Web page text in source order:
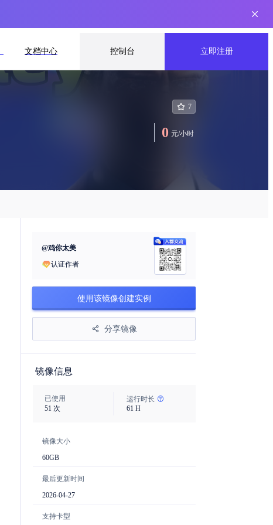
文档中心 控制台 立即注册
7
0 元/小时
@鸡你太美
认证作者
使用该镜像创建实例
分享镜像
镜像信息
已使用
51 次
运行时长
61H
镜像大小
60GB
最后更新时间
2026-04-27
支持卡型